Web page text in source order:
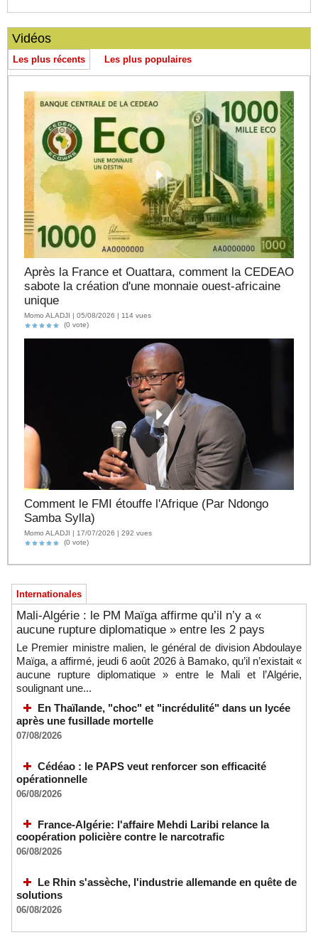
Vidéos
Les plus récents Les plus populaires
Après la France et Ouattara, comment la CEDEAO
sabote la création d'une monnaie ouest-africaine
unique
Momo ALADJI | 05/08/2026 | 114 vues
(0 vote)
Comment le FMI étouffe l'Afrique (Par Ndongo
Samba Sylla)
Momo ALADJI | 17/07/2026 | 292 vues
(0 vote)
Internationales
Mali-Algérie : le PM Maïga affirme qu’il n’y a «
aucune rupture diplomatique » entre les 2 pays
Le Premier ministre malien, le général de division Abdoulaye
Maïga, a affirmé, jeudi 6 août 2026 à Bamako, qu’il n’existait «
aucune rupture diplomatique » entre le Mali et l’Algérie,
soulignant une...
En Thaïlande, "choc" et "incrédulité" dans un lycée
après une fusillade mortelle
07/08/2026
Cédéao : le PAPS veut renforcer son efficacité
opérationnelle
06/08/2026
France-Algérie: l'affaire Mehdi Laribi relance la
coopération policière contre le narcotrafic
06/08/2026
Le Rhin s'assèche, l'industrie allemande en quête de
solutions
06/08/2026